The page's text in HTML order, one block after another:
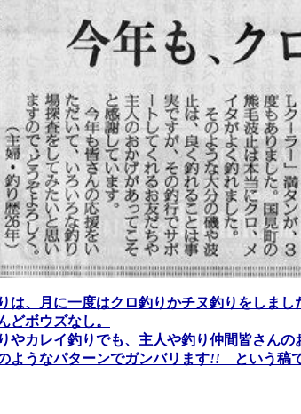
は、月に一度はクロ釣りかチヌ釣りをしまし
どボウズなし。
やカレイ釣りでも、主人や釣り仲間皆さんの
ようなパターンでガンバリます!! という稿